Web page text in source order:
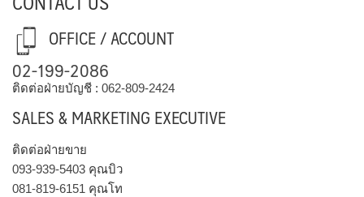
OFFICE / ACCOUNT
02-199-2086
ติดต่อฝ่ายบัญชี : 062-809-2424
SALES & MARKETING EXECUTIVE
ติดต่อฝ่ายขาย
093-939-5403 คุณบิว
081-819-6151 คุณโท